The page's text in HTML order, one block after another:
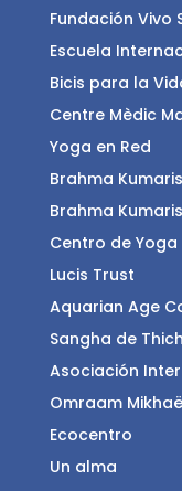
Fundación Vivo
Escuela
Bicis para la
Centre Mèdic
Yoga en Red
Brahma
Brahma
Centro de Yoga
Lucis Trust
Aquarian Age
Sangha de
Asociación
Omraam
Ecocentro
Un alma